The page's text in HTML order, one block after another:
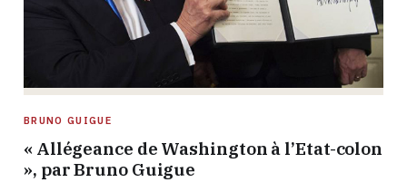
BRUNO GUIGUE
« Allégeance de Washington à l’Etat-colon
», par Bruno Guigue